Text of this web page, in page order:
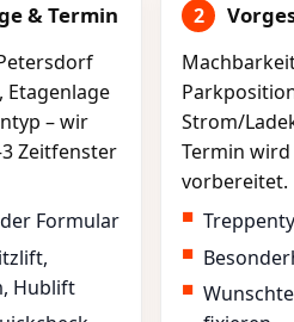
& Termin
Etagenlage
– wir
Zeitfenster
Formular
Hublift
2
Strom/
Termin
vorbereitet.